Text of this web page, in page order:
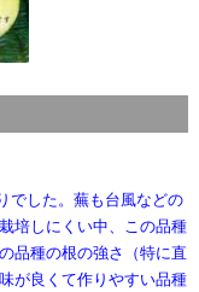
でした。蕪も台風などの
培しにくい中、この品種
品種の根の強さ（特に直
が良くて作りやすい品種